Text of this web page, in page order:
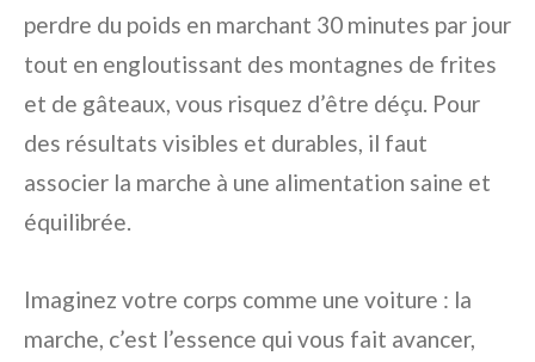
perdre du poids en marchant 30 minutes par jour
tout en engloutissant des montagnes de frites
et de gâteaux, vous risquez d’être déçu. Pour
des résultats visibles et durables, il faut
associer la marche à une alimentation saine et
équilibrée.
Imaginez votre corps comme une voiture : la
marche, c’est l’essence qui vous fait avancer,